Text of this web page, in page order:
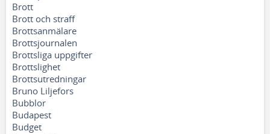
Brott
Brott och straff
Brottsanmälare
Brottsjournalen
Brottsliga uppgifter
Brottslighet
Brottsutredningar
Bruno Liljefors
Bubblor
Budapest
Budget